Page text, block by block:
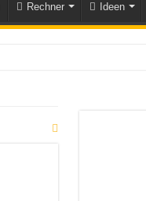
Rechner Ideen